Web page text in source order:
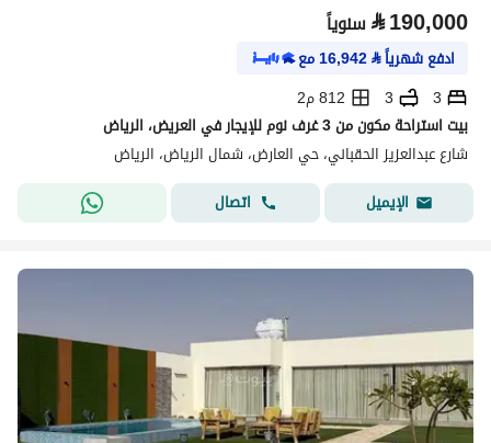
⃁190,000 سنوياً
ادفع شهرياً⃁
16,942مع
3
3
812 م2
بيت استراحة مكون من 3 غرف نوم للإيجار في العريض، الرياض
شارع عبدالعزيز الحقباني، حي العارض، شمال الرياض، الرياض
الإيميل
اتصال